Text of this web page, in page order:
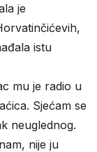
je
istu
mu je radio u
Sjećam se
neuglednog.
nije ju